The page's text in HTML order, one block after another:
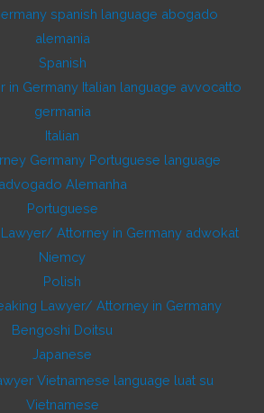
Spanish
Italian
Portuguese
Polish
Japanese
Vietnamese